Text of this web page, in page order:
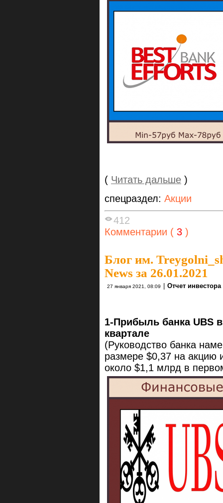
( Читать дальше )
спецраздел: Акции
412
Комментарии ( 3 )
Блог им.
News за 26.01.2021
27 января 2021, 08:09 Отчет инвестора
1-Прибыль банка UBS
квартале
(Руководство банка
размере $0,37 на акцию
около $1,1 млрд в